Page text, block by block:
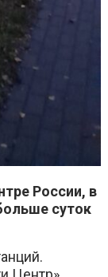
России, в
суток